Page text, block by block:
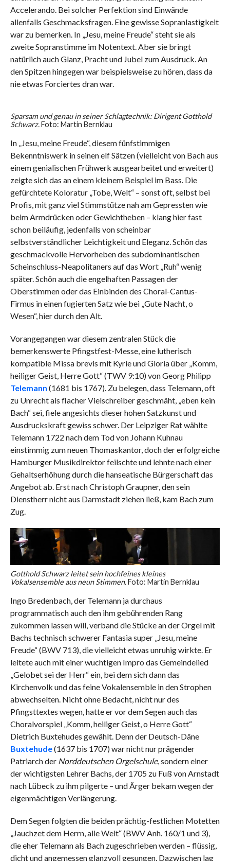
Accelerando. Bei solcher Perfektion sind Einwände
allenfalls Geschmacksfragen. Eine gewisse Sopranlastigkeit
war zu bemerken. In „Jesu, meine Freude“ steht sie als
zweite Sopranstimme im Notentext. Aber sie bringt
natürlich auch Glanz, Pracht und Jubel zum Ausdruck. An
den Spitzen hingegen war beispielsweise zu hören, dass da
nie etwas Forciertes dran war.
Sparsam und genau in seiner Schlagtechnik: Dirigent Gotthold
Schwarz.Foto: Martin Bernklau
In „Jesu, meine Freude“, diesem fünfstimmigen
Bekenntniswerk in seinen elf Sätzen (vielleicht von Bach aus
einem genialischen Frühwerk ausgearbeitet und erweitert)
zeigte sich das an einem kleinem Beispiel im Bass. Die
gefürchtete Koloratur „Tobe, Welt“ – sonst oft, selbst bei
Profis, mit ganz viel Stimmstütze nah am Gepressten wie
beim Armdrücken oder Gewichtheben – klang hier fast
schon beiläufig, jedenfalls von scheinbar
selbstverständlicher Leichtigkeit und Eleganz. Schön das
geschmackvolle Hervorheben des subdominantischen
Scheinschluss-Neapolitaners auf das Wort „Ruh“ wenig
später. Schön auch die engelhaften Passagen der
Oberstimmen oder das Einbinden des Choral-Cantus-
Firmus in einen fugierten Satz wie bei „Gute Nacht, o
Wesen“, hier durch den Alt.
Vorangegangen war diesem zentralen Stück die
bemerkenswerte Pfingstfest-Messe, eine lutherisch
kompatible Missa brevis mit Kyrie und Gloria über „Komm,
heiliger Geist, Herre Gott“ (TWV 9:10) von Georg Philipp
Telemann (1681 bis 1767). Zu belegen, dass Telemann, oft
zu Unrecht als flacher Vielschreiber geschmäht, „eben kein
Bach“ sei, fiele angesichts dieser hohen Satzkunst und
Ausdruckskraft gewiss schwer. Der Leipziger Rat wählte
Telemann 1722 nach dem Tod von Johann Kuhnau
einstimmig zum neuen Thomaskantor, doch der erfolgreiche
Hamburger Musikdirektor feilschte und lehnte nach einer
Gehaltserhöhung durch die hanseatische Bürgerschaft das
Angebot ab. Erst nach Christoph Graupner, den sein
Dienstherr nicht aus Darmstadt ziehen ließ, kam Bach zum
Zug.
Gotthold Schwarz leitet sein hochfeines kleines
Vokalsensemble aus neun Stimmen.Foto: Martin Bernklau
Ingo Bredenbach, der Telemann ja durchaus
programmatisch auch den ihm gebührenden Rang
zukommen lassen will, verband die Stücke an der Orgel mit
Bachs technisch schwerer Fantasia super „Jesu, meine
Freude“ (BWV 713), die vielleicht etwas unruhig wirkte. Er
leitete auch mit einer wuchtigen Impro das Gemeindelied
„Gelobet sei der Herr“ ein, bei dem sich dann das
Kirchenvolk und das feine Vokalensemble in den Strophen
abwechselten. Nicht ohne Bedacht, nicht nur des
Pfingsttextes wegen, hatte er vor dem Segen auch das
Choralvorspiel „Komm, heiliger Geist, o Herre Gott“
Dietrich Buxtehudes gewählt. Denn der Deutsch-Däne
Buxtehude(1637 bis 1707) war nicht nur prägender
Patriarch der Norddeutschen Orgelschule, sondern einer
der wichtigsten Lehrer Bachs, der 1705 zu Fuß von Arnstadt
nach Lübeck zu ihm pilgerte – und Ärger bekam wegen der
eigenmächtigen Verlängerung.
Dem Segen folgten die beiden prächtig-festlichen Motetten
„Jauchzet dem Herrn, alle Welt“ (BWV Anh. 160/1 und 3),
die eher Telemann als Bach zugeschrieben werden – flüssig,
dicht und angemessen glanzvoll gesungen. Dazwischen lag